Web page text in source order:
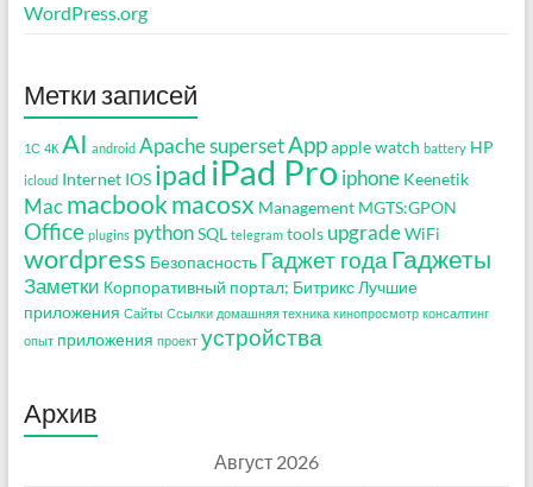
WordPress.org
Метки записей
1С 4К AI android Apache supersetAppapple watch battery HP
icloud Internet IOS ipad iPad Pro iphone Keenetik
Mac macbookmacosx Management MGTS:GPON
Office plugins pythonSQL telegram tools upgradeWiFi
wordpress Безопасность Гаджет года Гаджеты
Заметки Корпоративный портал; БитриксЛучшие
приложения Сайты Ссылки домашняя техника кинопросмотр консалтинг
опыт приложения проект устройства
Архив
Август 2026